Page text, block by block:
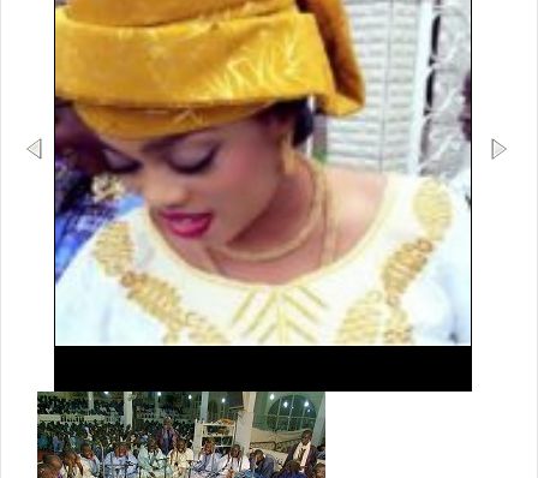
Ndiamé Sakho, Philosophe, Enseignant-Chercheur
L'actualité récente de SokhnaAïda Diallo frappe par une
intensité nouvelle. Ses prises de parole sur les réseaux sociaux,